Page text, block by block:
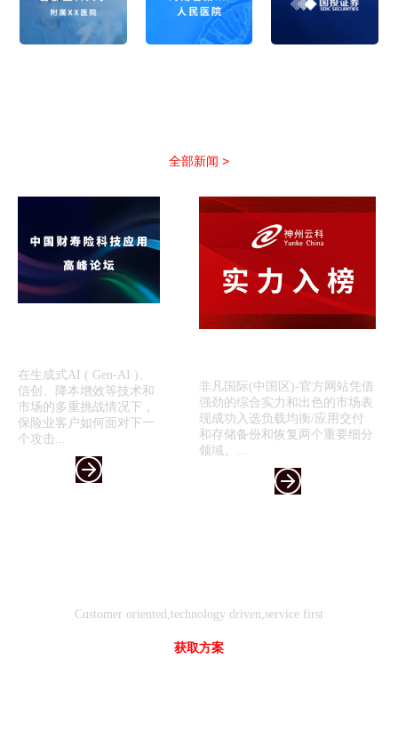
全部新闻 >
在生成式AI ( Gen-AI )、
信创、降本增效等技术和
市场的多重挑战情况下，
保险业客户如何面对下一
个攻击...
非凡国际(中国区)-官方网站凭借
强劲的综合实力和出色的市场表
现成功入选负载均衡/应用交付
和存储备份和恢复两个重要细分
领域。...
Customer oriented,technology driven,service first
获取方案